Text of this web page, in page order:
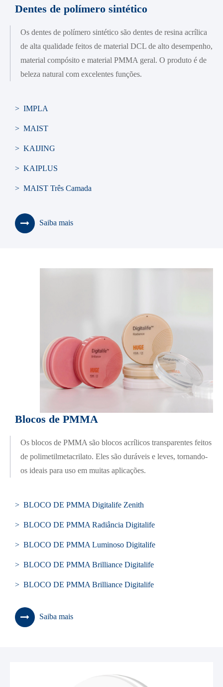
Dentes de polímero sintético
Os dentes de polímero sintético são dentes de resina acrílica
de alta qualidade feitos de material DCL de alto desempenho,
material compósito e material PMMA geral. O produto é de
beleza natural com excelentes funções.
> IMPLA
> MAIST
> KAIJING
> KAIPLUS
> MAIST Três Camada
> BLUEBELL
> Idosos
> Caixa de dentadura
Saiba mais
Blocos de PMMA
Os blocos de PMMA são blocos acrílicos transparentes feitos
de polimetilmetacrilato. Eles são duráveis e leves, tornando-
os ideais para uso em muitas aplicações.
> BLOCO DE PMMA Digitalife Zenith
> BLOCO DE PMMA Radiância Digitalife
> BLOCO DE PMMA Luminoso Digitalife
> BLOCO DE PMMA Brilliance Digitalife
> BLOCO DE PMMA Brilliance Digitalife
Saiba mais